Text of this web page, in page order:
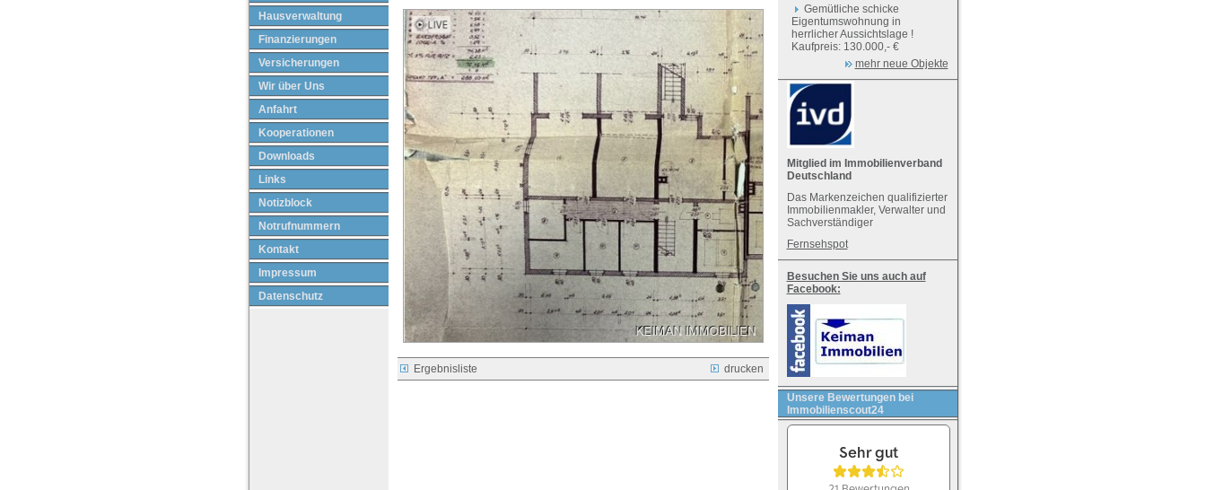
Hausverwaltung
Finanzierungen
Versicherungen
Wir über Uns
Anfahrt
Kooperationen
Downloads
Links
Notizblock
Notrufnummern
Kontakt
Impressum
Datenschutz
Ergebnisliste drucken
Gemütliche schicke
Eigentumswohnung in
herrlicher Aussichtslage !
Kaufpreis: 130.000,- €
mehr neue Objekte
Mitglied im Immobilienverband
Deutschland
Das Markenzeichen qualifizierter
Immobilienmakler, Verwalter und
Sachverständiger
Fernsehspot
Besuchen Sie uns auch auf
Facebook:
Unsere Bewertungen bei
Immobilienscout24